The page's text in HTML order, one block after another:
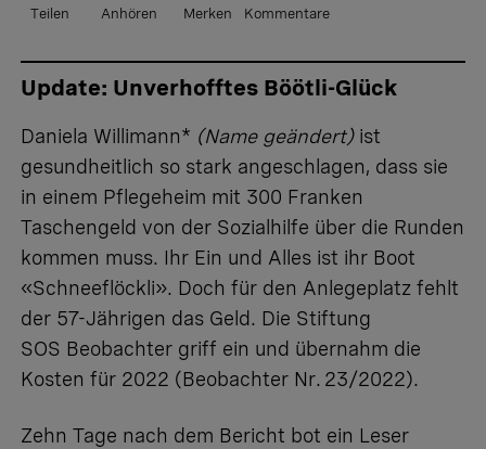
Teilen Anhören Merken Kommentare
Artikel teilen
Update: Unverhofftes Böötli-Glück
Daniela Willimann* (Name geändert) ist
gesundheitlich so stark angeschlagen, dass sie
in einem Pflegeheim mit 300 Franken
Taschengeld von der Sozialhilfe über die Runden
kommen muss. Ihr Ein und Alles ist ihr Boot
«Schneeflöckli». Doch für den Anlegeplatz fehlt
der 57-Jährigen das Geld. Die Stiftung
SOS Beobachter griff ein und übernahm die
Kosten für 2022 (Beobachter Nr. 23/2022).
Zehn Tage nach dem Bericht bot ein Leser